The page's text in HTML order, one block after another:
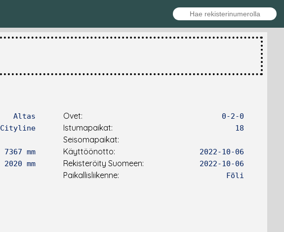
Altas
Cityline
7367 mm
2020 mm
Ovet: 0-2-0
Istumapaikat: 18
Seisomapaikat:
Käyttöönotto:
2022-10-06
Rekisteröity Suomeen: 2022-10-06
Paikallisliikenne: Föli